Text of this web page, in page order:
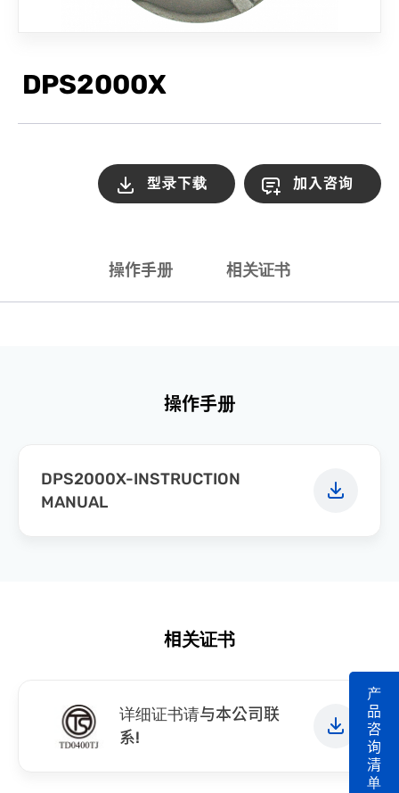
DPS2000X
型录下载 加入咨询
操作手册 相关证书
操作手册
DPS2000X-INSTRUCTION
MANUAL
相关证书
详细证书请与本公司联
系!
产
品
咨
询
清
单